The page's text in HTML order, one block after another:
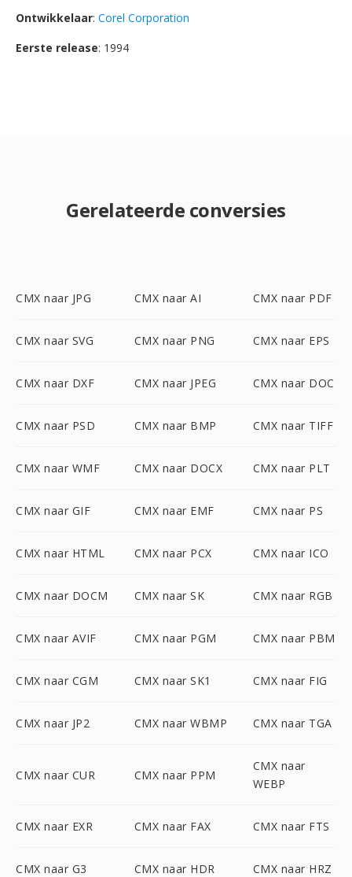
Ontwikkelaar: Corel Corporation
Eerste release: 1994
Gerelateerde conversies
CMX naar JPG CMX naar AI CMX naar PDF
CMX naar SVG CMX naar PNG CMX naar EPS
CMX naar DXF CMX naar JPEG CMX naar DOC
CMX naar PSD CMX naar BMP CMX naar TIFF
CMX naar WMF CMX naar DOCX CMX naar PLT
CMX naar GIF CMX naar EMF CMX naar PS
CMX naar HTML CMX naar PCX CMX naar ICO
CMX naar DOCM CMX naar SK CMX naar RGB
CMX naar AVIF CMX naar PGM CMX naar PBM
CMX naar CGM CMX naar SK1 CMX naar FIG
CMX naar JP2 CMX naar WBMP CMX naar TGA
CMX naar CUR CMX naar PPM
CMX naar
WEBP
CMX naar EXR CMX naar FAX CMX naar FTS
CMX naar G3 CMX naar HDR CMX naar HRZ